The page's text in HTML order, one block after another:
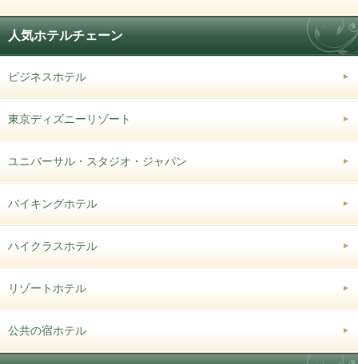
人気ホテルチェーン
ビジネスホテル
東京ディズニーリゾート
ユニバーサル・スタジオ・ジャパン
バイキングホテル
ハイクラスホテル
リゾートホテル
公共の宿ホテル